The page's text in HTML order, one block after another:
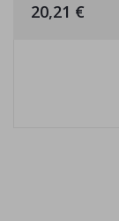
20,21 €